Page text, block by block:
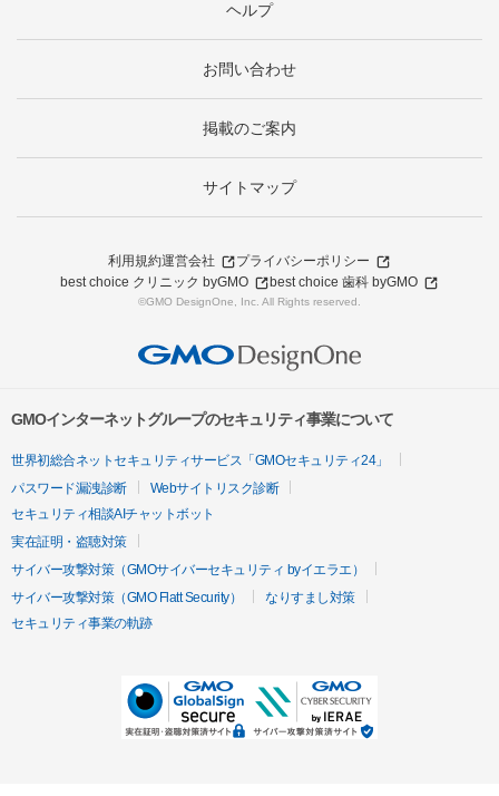
ヘルプ
お問い合わせ
掲載のご案内
サイトマップ
利用規約運営会社
プライバシーポリシー
best choice クリニック byGMO
best choice 歯科 byGMO
©GMO DesignOne, Inc. All Rights reserved.
GMOインターネットグループのセキュリティ事業について
世界初総合ネットセキュリティサービス「GMOセキュリティ24」
パスワード漏洩診断
Webサイトリスク診断
セキュリティ相談AIチャットボット
実在証明・盗聴対策
サイバー攻撃対策（GMOサイバーセキュリティ byイエラエ）
サイバー攻撃対策（GMO Flatt Security）
なりすまし対策
セキュリティ事業の軌跡